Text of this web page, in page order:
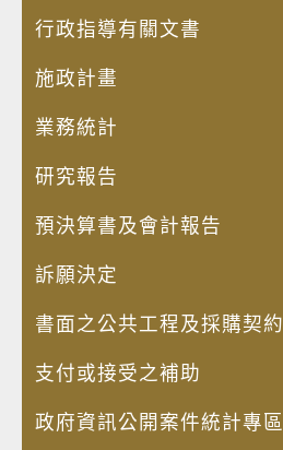
行政指導有關文書
施政計畫
業務統計
研究報告
預決算書及會計報告
訴願決定
書面之公共工程及採購契約
支付或接受之補助
政府資訊公開案件統計專區
部
制
明
權
務
區
童
利
約
導
區
共
施
護
理
訊
員
突
避
身
分
(再
事
概
表
經
保
推
動
計
令
度
法
計
畫
察
細專